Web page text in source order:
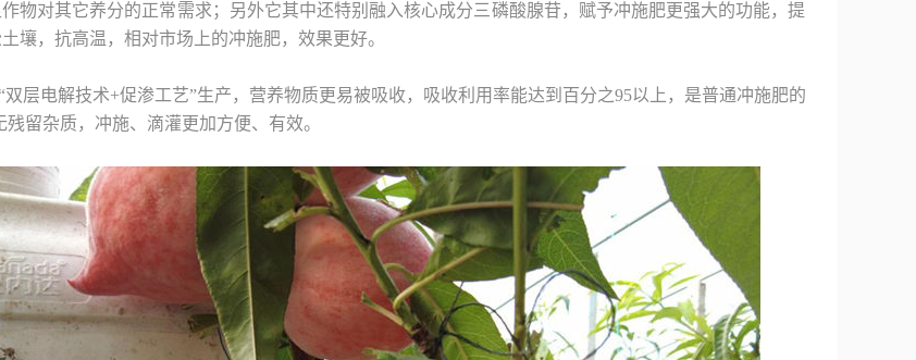
物对其它养分的正常需求；另外它其中还特别融入核心成分三磷酸腺苷，赋予冲施肥更强大的功能，提
壤，抗高温，相对市场上的冲施肥，效果更好。
双层电解技术+促渗工艺”生产，营养物质更易被吸收，吸收利用率能达到百分之95以上，是普通冲施肥的
留杂质，冲施、滴灌更加方便、有效。